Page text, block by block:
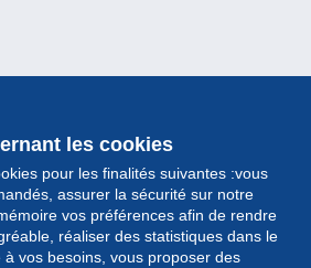
les cookies
pour les finalités suivantes :vous
assurer la sécurité sur notre
vos préférences afin de rendre
réaliser des statistiques dans le
à vos besoins, vous proposer des